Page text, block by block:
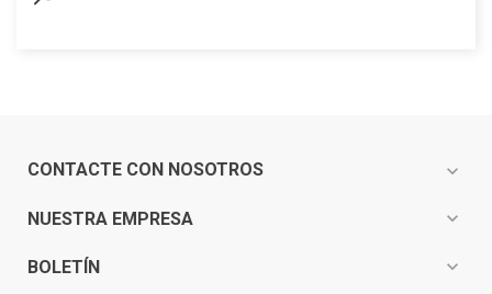
CONTACTE CON NOSOTROS expand_more
NUESTRA EMPRESA expand_more
BOLETÍN expand_more